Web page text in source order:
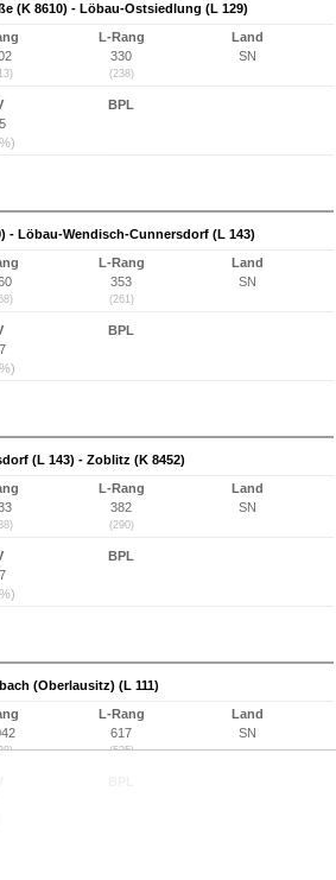
(K 8610) - Löbau-Ostsiedlung (L 129)
L-Rang
330
(238)
Land
SN
BPL
- Löbau-Wendisch-Cunnersdorf (L 143)
L-Rang
353
(261)
Land
SN
BPL
(L 143) - Zoblitz (K 8452)
L-Rang
382
(290)
Land
SN
BPL
(Oberlausitz) (L 111)
L-Rang
617
(525)
Land
SN